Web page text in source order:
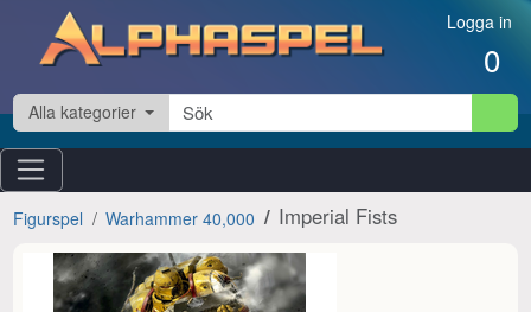
Hoppa till innehåll Logga in
0
Alla kategorier
Figurspel Warhammer 40,000 Imperial Fists